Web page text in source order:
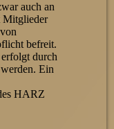
auch an
Mitglieder
befreit.
durch
Ein
HARZ